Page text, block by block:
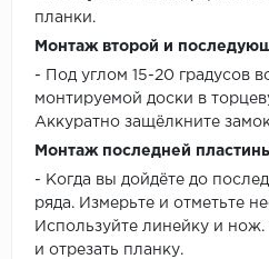
планки.
Монтаж второй и
- Под углом 15-20 градусов
монтируемой доски в
Аккуратно защёлкните
Монтаж последней
- Когда вы дойдёте до
ряда. Измерьте и отметьте
Используйте линейку и нож.
и отрезать планку.